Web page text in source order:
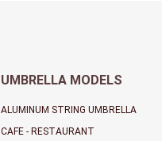
UMBRELLA MODELS
ALUMINUM STRING UMBRELLA
CAFE - RESTAURANT